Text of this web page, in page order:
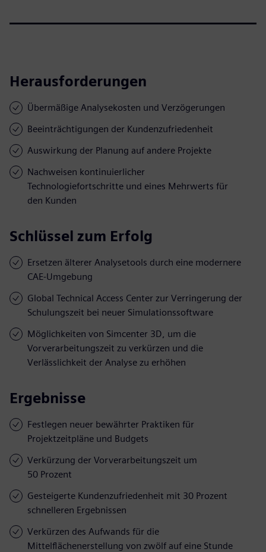
Herausforderungen
Übermäßige Analysekosten und Verzögerungen
Beeinträchtigungen der Kundenzufriedenheit
Auswirkung der Planung auf andere Projekte
Nachweisen kontinuierlicher
Technologiefortschritte und eines Mehrwerts für
den Kunden
Schlüssel zum Erfolg
Ersetzen älterer Analysetools durch eine modernere
CAE-Umgebung
Global Technical Access Center zur Verringerung der
Schulungszeit bei neuer Simulationssoftware
Möglichkeiten von Simcenter 3D, um die
Vorverarbeitungszeit zu verkürzen und die
Verlässlichkeit der Analyse zu erhöhen
Ergebnisse
Festlegen neuer bewährter Praktiken für
Projektzeitpläne und Budgets
Verkürzung der Vorverarbeitungszeit um
50 Prozent
Gesteigerte Kundenzufriedenheit mit 30 Prozent
schnelleren Ergebnissen
Verkürzen des Aufwands für die
Mittelflächenerstellung von zwölf auf eine Stunde